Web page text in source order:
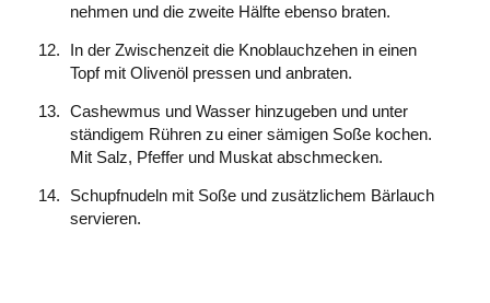
nehmen und die zweite Hälfte ebenso braten.
In der Zwischenzeit die Knoblauchzehen in einen
Topf mit Olivenöl pressen und anbraten.
Cashewmus und Wasser hinzugeben und unter
ständigem Rühren zu einer sämigen Soße kochen.
Mit Salz, Pfeffer und Muskat abschmecken.
Schupfnudeln mit Soße und zusätzlichem Bärlauch
servieren.